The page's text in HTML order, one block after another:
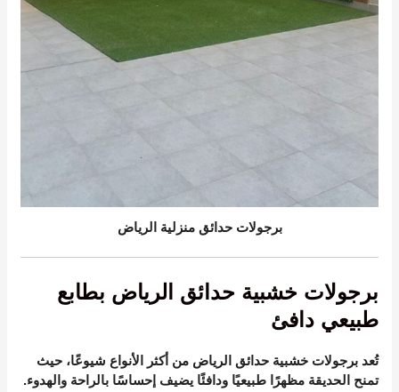
برجولات حدائق منزلية الرياض
برجولات خشبية حدائق الرياض بطابع
طبيعي دافئ
تُعد برجولات خشبية حدائق الرياض من أكثر الأنواع شيوعًا، حيث
تمنح الحديقة مظهرًا طبيعيًا ودافئًا يضيف إحساسًا بالراحة والهدوء.